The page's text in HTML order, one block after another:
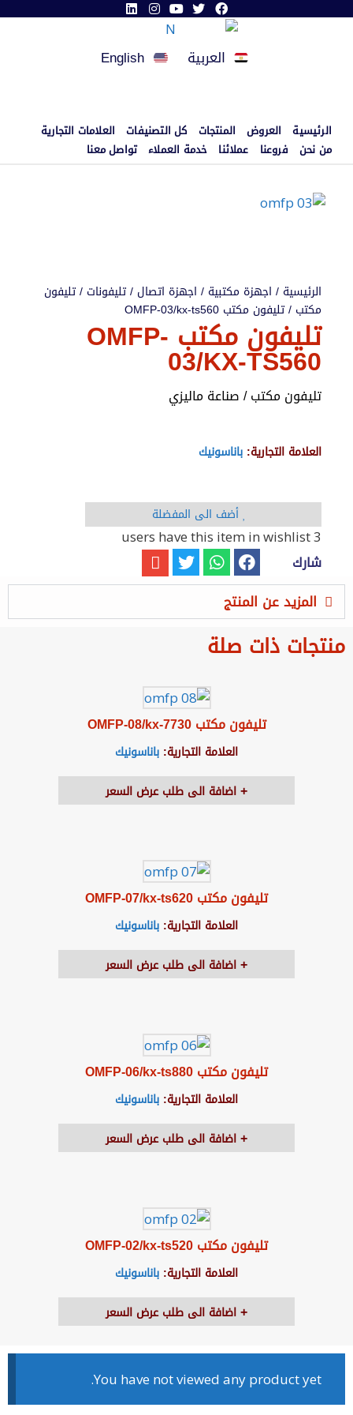
العربية English
الرئيسية العروض المنتجات كل التصنيفات
العلامات التجارية
من نحن فروعنا عملائنا خدمة العملاء تواصل معنا
الرئيسية / اجهزة مكتبية / اجهزة اتصال /تليفونات /تليفون
مكتب / تليفون مكتب OMFP-03/kx-ts560
تليفون مكتب OMFP-
03/KX-TS560
تليفون مكتب / صناعة ماليزي
العلامة التجارية: باناسونيك
أضف الى المفضلة
3 users
have this item in wishlist
شارك
المزيد عن المنتج
منتجات ذات صلة
تليفون مكتب OMFP-08/kx-7730
العلامة التجارية: باناسونيك
اضافة الى طلب عرض السعر
تليفون مكتب OMFP-07/kx-ts620
العلامة التجارية: باناسونيك
اضافة الى طلب عرض السعر
تليفون مكتب OMFP-06/kx-ts880
العلامة التجارية: باناسونيك
اضافة الى طلب عرض السعر
تليفون مكتب OMFP-02/kx-ts520
العلامة التجارية: باناسونيك
اضافة الى طلب عرض السعر
You have not viewed any product yet.